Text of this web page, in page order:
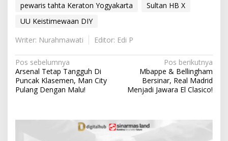
pewaris tahta Keraton Yogyakarta
Sultan HB X
UU Keistimewaan DIY
Writer: Nurahmawati
Editor: Edi P
N
a
v
g
Pos sebelumnya
Arsenal Tetap Tangguh Di
Puncak Klasemen, Man City
Pulang Dengan Malu!
Pos berikutnya
Mbappe & Bellingham
Bersinar, Real Madrid
Menjadi Jawara El Clasico!